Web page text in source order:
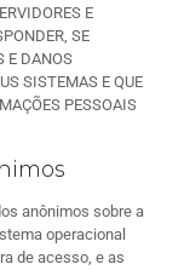
E
SE
E DANOS
SISTEMAS E QUE
PESSOAIS
anônimos sobre a
operacional
de acesso, e as